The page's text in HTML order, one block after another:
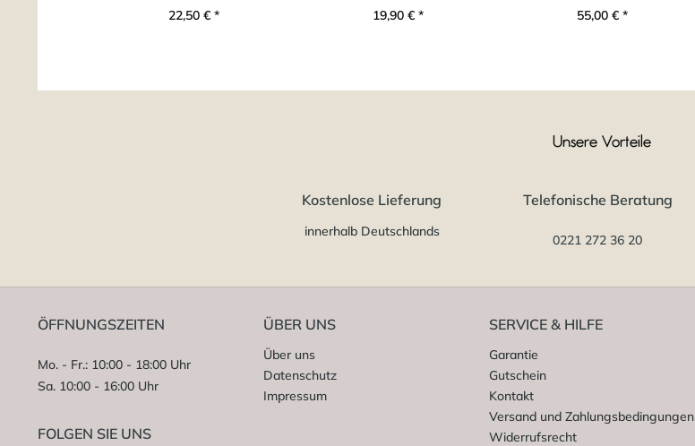
22,50 € * 19,90 € * 55,00 € *
Unsere Vorteile
Kostenlose Lieferung
innerhalb Deutschlands
Telefonische Beratung
0221 272 36 20
ÖFFNUNGSZEITEN
Mo. - Fr.: 10:00 - 18:00 Uhr
Sa. 10:00 - 16:00 Uhr
FOLGEN SIE UNS
ÜBER UNS
Über uns
Datenschutz
Impressum
SERVICE & HILFE
Garantie
Gutschein
Kontakt
Versand und Zahlungsbedingungen
Widerrufsrecht